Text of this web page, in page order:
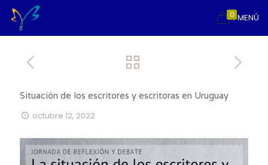
MENÚ
0
Situación de los escritores y escritoras en Uruguay
octubre 12, 2022